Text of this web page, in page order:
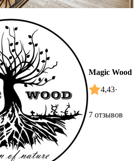
Magic Wood
4,43·
7 отзывов